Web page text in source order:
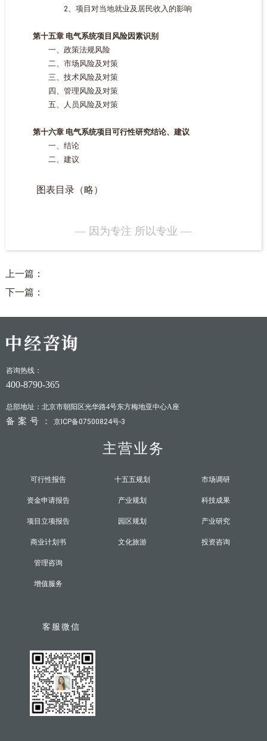
2、项目对当地就业及居民收入的影响
第十五章 电气系统项目风险因素识别
一、政策法规风险
二、市场风险及对策
三、技术风险及对策
四、管理风险及对策
五、人员风险及对策
第十六章 电气系统项目可行性研究结论、建议
一、结论
二、建议
图表目录（略）
— 因为专注 所以专业 —
上一篇：
下一篇：
咨询热线：
400-8790-365
总部地址：北京市朝阳区光华路4号东方梅地亚中心A座
备案号： 京ICP备07500824号-3
主营业务
可行性报告
资金申请报告
项目立项报告
商业计划书
十五五规划
产业规划
园区规划
文化旅游
市场调研
科技成果
产业研究
投资咨询
管理咨询
增值服务
客服微信